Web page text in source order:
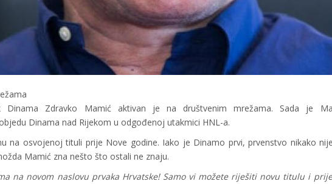
Dinama Zdravko Mamić aktivan je na društvenim mrežama. Sada je
Dinama nad Rijekom u odgođenoj utakmici HNL-a.
na osvojenoj tituli prije Nove godine. Iako je Dinamo prvi, prvenstvo nikako
Mamić zna nešto što ostali ne znaju.
na novom naslovu prvaka Hrvatske! Samo vi možete riješiti novu titulu i